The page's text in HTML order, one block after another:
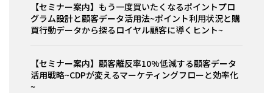
【セミナー案内】もう一度買いたくなるポイントプロ
グラム設計と顧客データ活用法~ポイント利用状況と購
買行動データから探るロイヤル顧客に導くヒント~
【セミナー案内】顧客離反率10%低減する顧客データ
活用戦略~CDPが変えるマーケティングフローと効率化
~